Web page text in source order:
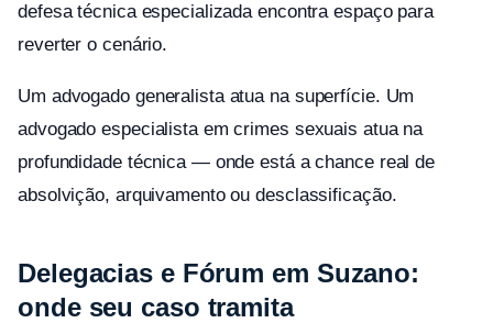
defesa técnica especializada encontra espaço para
reverter o cenário.
Um advogado generalista atua na superfície. Um
advogado especialista em crimes sexuais atua na
profundidade técnica — onde está a chance real de
absolvição, arquivamento ou desclassificação.
Delegacias e Fórum em Suzano:
onde seu caso tramita